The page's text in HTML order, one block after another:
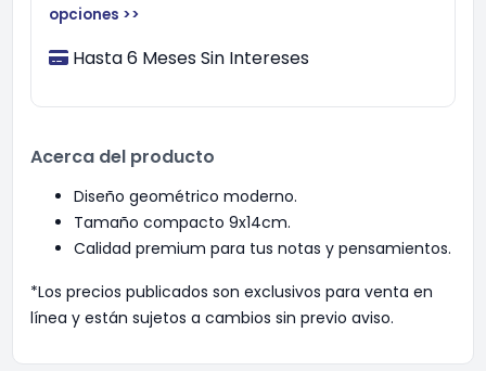
opciones >>
Hasta 6 Meses Sin Intereses
Acerca del producto
Diseño geométrico moderno.
Tamaño compacto 9x14cm.
Calidad premium para tus notas y pensamientos.
*Los precios publicados son exclusivos para venta en
línea y están sujetos a cambios sin previo aviso.